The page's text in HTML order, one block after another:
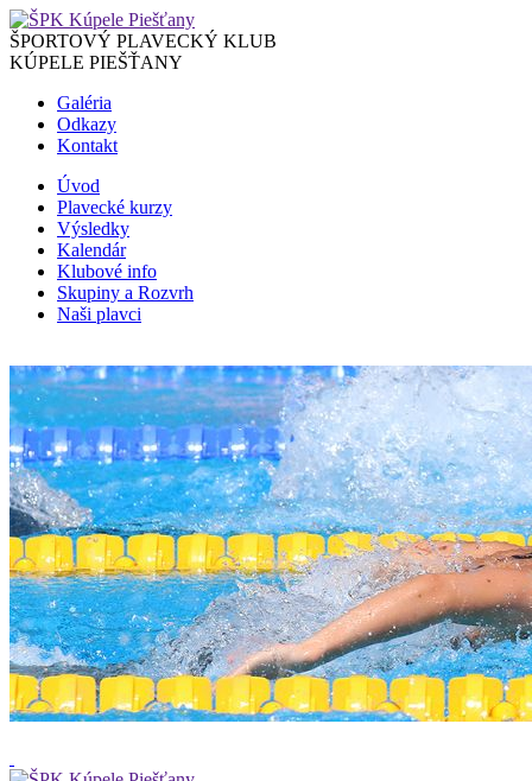
ŠPORTOVÝ PLAVECKÝ KLUB
KÚPELE PIEŠŤANY
Galéria
Odkazy
Kontakt
Úvod
Plavecké kurzy
Výsledky
Kalendár
Klubové info
Skupiny a Rozvrh
Naši plavci